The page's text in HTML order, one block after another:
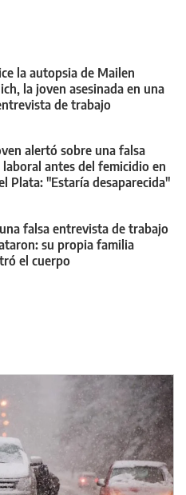
la autopsia de Mailen
la joven asesinada en una
de trabajo
alertó sobre una falsa
antes del femicidio en
Plata: "Estaría desaparecida"
falsa entrevista de trabajo
su propia familia
el cuerpo